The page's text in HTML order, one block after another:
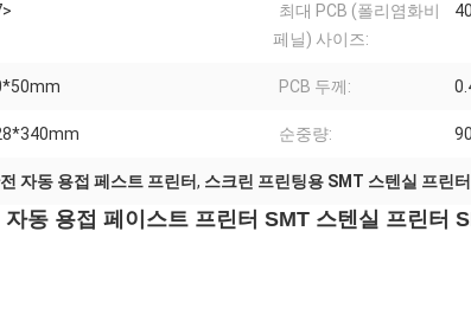
최대 PCB (폴리염화비
페닐) 사이즈:
PCB 두께:
순중량:
자동 용접 페스트 프린터, 스크린 프린팅용 SMT 스텐실 프린터
동 용접 페이스트 프린터 SMT 스텐실 프린터